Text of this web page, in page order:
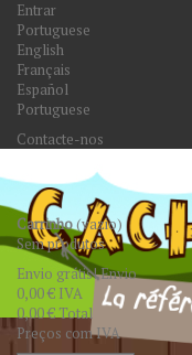
Entrar
Portuguese
English
Français
Español
Portuguese
Contacte-nos
Carrinho(vazio)
Sem produtos
Envio grátis!Envio
0,00 € IVA
0,00 €Total
Preços com IVA